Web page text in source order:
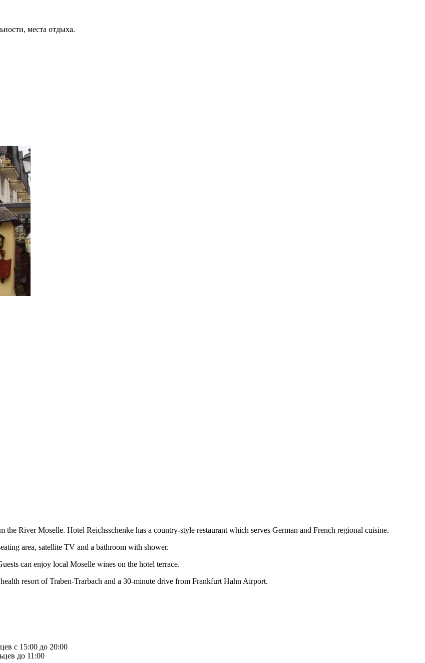
места отдыха.
River Moselle. Hotel Reichsschenke has a country-style restaurant which serves German and French regional cuisine.
area, satellite TV and a bathroom with shower.
can enjoy local Moselle wines on the hotel terrace.
resort of Traben-Trarbach and a 30-minute drive from Frankfurt Hahn Airport.
с 15:00 до 20:00
до 11:00